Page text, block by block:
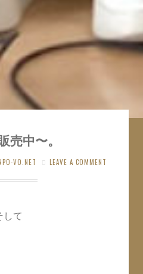
売中〜。
VO.NET LEAVE A COMMENT
して